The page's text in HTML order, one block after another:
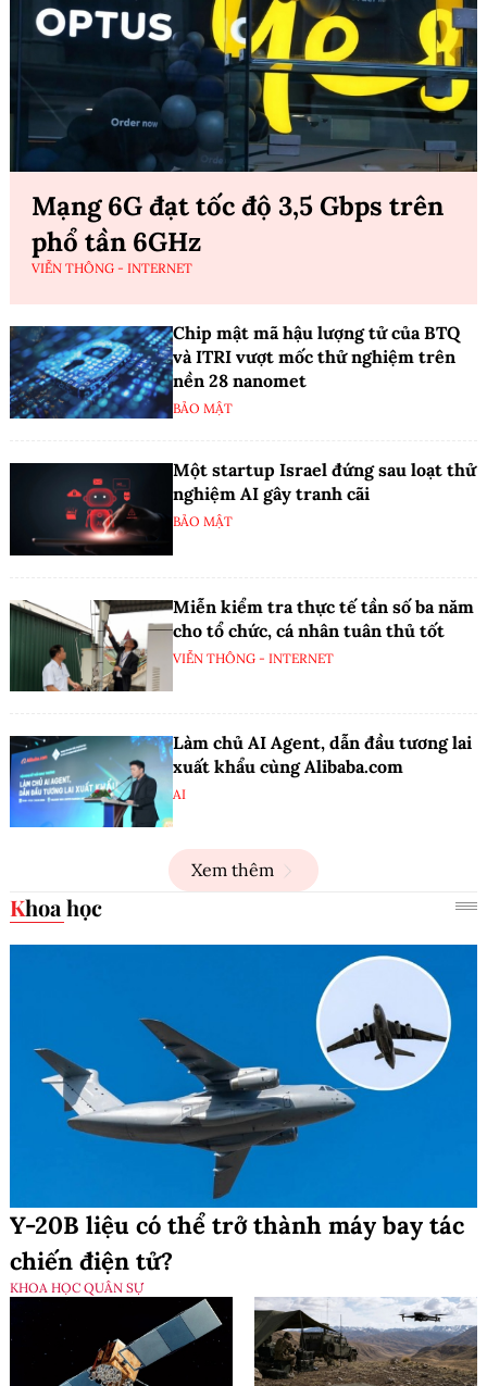
Mạng 6G đạt tốc độ 3,5 Gbps trên
phổ tần 6GHz
VIỄN THÔNG - INTERNET
Chip mật mã hậu lượng tử của BTQ
và ITRI vượt mốc thử nghiệm trên
nền 28 nanomet
BẢO MẬT
Một startup Israel đứng sau loạt thử
nghiệm AI gây tranh cãi
BẢO MẬT
Miễn kiểm tra thực tế tần số ba năm
cho tổ chức, cá nhân tuân thủ tốt
VIỄN THÔNG - INTERNET
Làm chủ AI Agent, dẫn đầu tương lai
xuất khẩu cùng Alibaba.com
AI
Xem thêm
Khoa học
Y-20B liệu có thể trở thành máy bay tác
chiến điện tử?
KHOA HỌC QUÂN SỰ